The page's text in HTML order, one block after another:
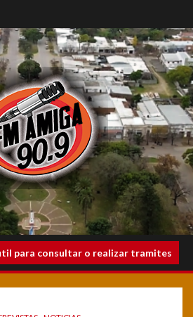
para consultar o realizar tramites